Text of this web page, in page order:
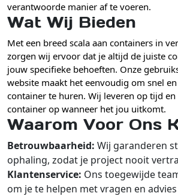
verantwoorde manier af te voeren.
Wat Wij Bieden
Met een breed scala aan containers in
zorgen wij ervoor dat je altijd de juiste
jouw specifieke behoeften. Onze
website maakt het eenvoudig om snel
container te huren. Wij leveren op tijd
container op wanneer het jou uitkomt.
Waarom Voor Ons
Betrouwbaarheid: Wij garanderen
ophaling, zodat je project nooit
Klantenservice: Ons toegewijde
om je te helpen met vragen en